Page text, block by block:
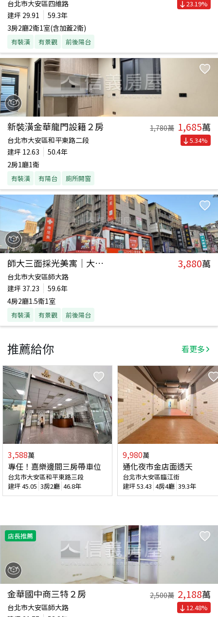
台北市大安區四維路
建坪 29.91
59.3年
3房2廳2衛1室(含加蓋2衛)
有裝潢 有景觀 前後陽台
23.19%
新裝潢金華龍門設籍２房 1,780萬 1,685萬
台北市大安區和平東路二段
建坪 12.63
50.4年
2房1廳1衛
有裝潢 有陽台 廁所開窗
5.34%
師大三面採光美寓｜大土持 3,880萬
台北市大安區師大路
建坪 37.23
59.6年
4房2廳1.5衛1室
有裝潢 有景觀 前後陽台
推薦給你 看更多
3,588萬
專任！嘉樂邊間三房帶車位
台北市大安區和平東路三段
建坪45.05 3房2廳 46.8年
9,980萬
通化夜市金店面透天
台北市大安區臨江街
建坪53.43 4房4廳 39.3年
店長推薦
金華國中商三特２房 2,500萬 2,188萬
台北市大安區師大路
12.48%